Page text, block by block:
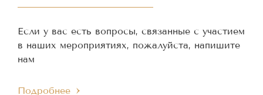
Если у вас есть вопросы, связанные с участием
в наших мероприятиях, пожалуйста, напишите
нам
Подробнее